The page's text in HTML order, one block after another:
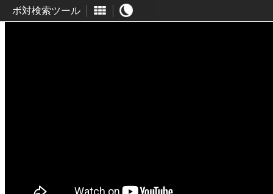
ボ対検索ツール